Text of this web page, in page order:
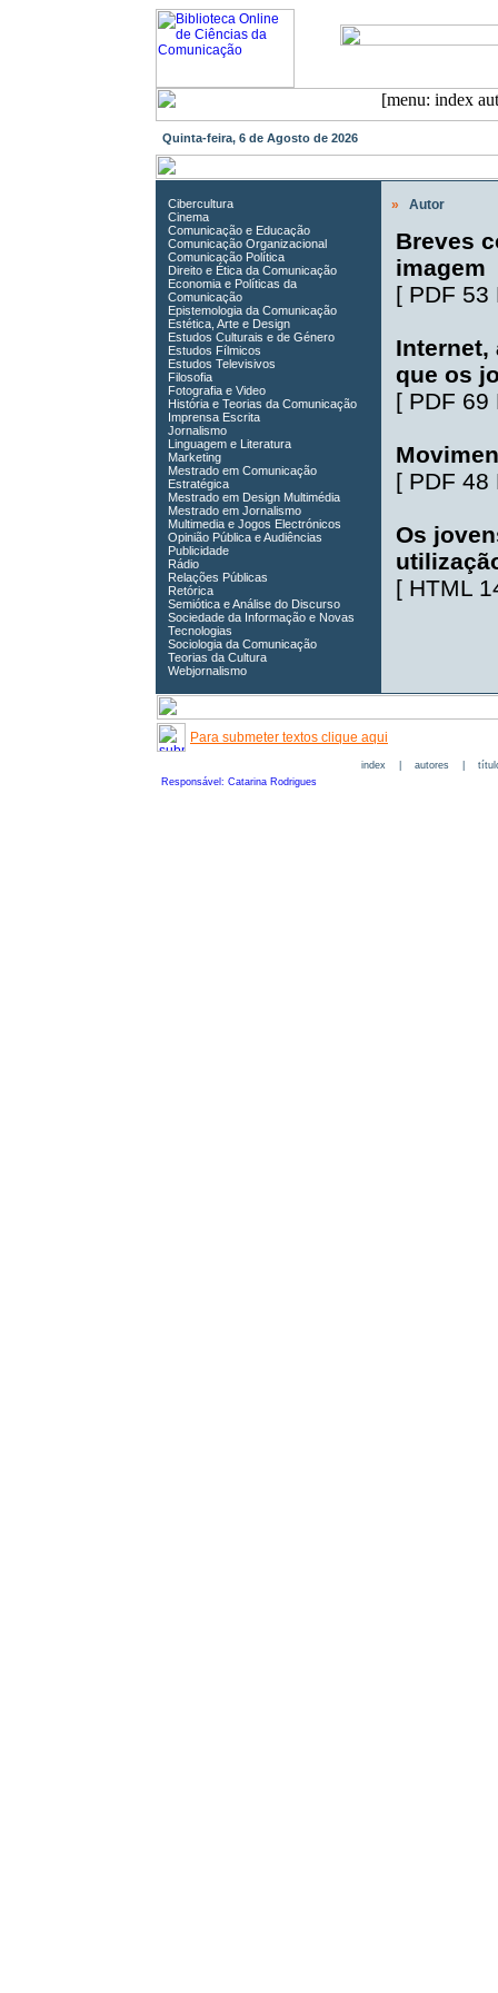
Quinta-feira, 6 de Agosto de 2026
Cibercultura
Cinema
Comunicação e Educação
Comunicação Organizacional
Comunicação Política
Direito e Ética da Comunicação
Economia e Políticas da
Comunicação
Epistemologia da Comunicação
Estética, Arte e Design
Estudos Culturais e de Género
Estudos Fílmicos
Estudos Televisivos
Filosofia
Fotografia e Video
História e Teorias da Comunicação
Imprensa Escrita
Jornalismo
Linguagem e Literatura
Marketing
Mestrado em Comunicação
Estratégica
Mestrado em Design Multimédia
Mestrado em Jornalismo
Multimedia e Jogos Electrónicos
Opinião Pública e Audiências
Publicidade
Rádio
Relações Públicas
Retórica
Semiótica e Análise do Discurso
Sociedade da Informação e Novas
Tecnologias
Sociologia da Comunicação
Teorias da Cultura
Webjornalismo
» Autor
Breves
imagem
[ PDF 53
Internet,
que os
[ PDF 69
[ PDF 48
Os
[ HTML
Para submeter textos clique aqui
index| autores|